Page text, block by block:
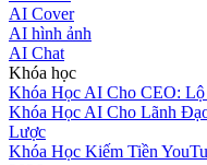
AI Cover
AI hình ảnh
AI Chat
Khóa học
Khóa Học AI Cho CEO:
Khóa Học AI Cho Lãnh
Lược
Khóa Học Kiếm Tiền